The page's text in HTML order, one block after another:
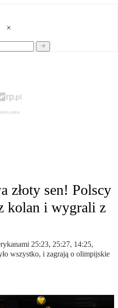
złoty sen! Polscy
kolan i wygrali z
25:23, 25:27, 14:25,
wszystko, i zagrają o olimpijskie